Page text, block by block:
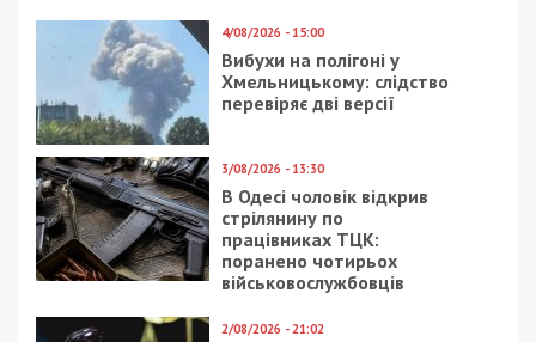
4/08/2026 - 15:00
Вибухи на полігоні у
Хмельницькому: слідство
перевіряє дві версії
3/08/2026 - 13:30
В Одесі чоловік відкрив
стрілянину по
працівниках ТЦК:
поранено чотирьох
військовослужбовців
2/08/2026 - 21:02